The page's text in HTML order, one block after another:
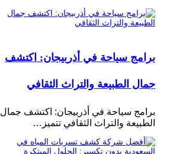
برامج سياحة في أذربيجان: اكتشف
جمال الطبيعة والتراث الثقافي
برامج سياحة في أذربيجان: اكتشف جمال
الطبيعة والتراث الثقافي تتميز…